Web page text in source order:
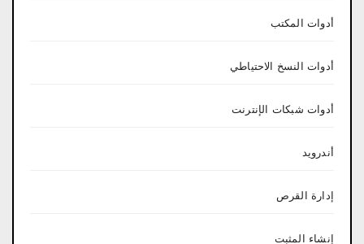
أدوات المكتب
أدوات النسخ الاحتياطي
أدوات شبكات الإنترنت
أندرويد
إدارة القرص
إنشاء المثبت